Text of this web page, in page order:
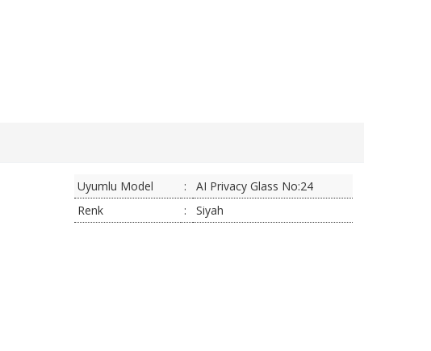
Uyumlu Model :
AI Privacy Glass No:24
Renk
: Siyah